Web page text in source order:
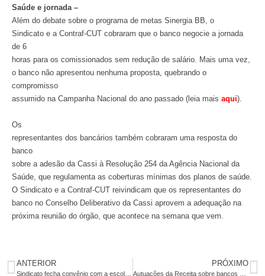
Saúde e jornada –
Além do debate sobre o programa de metas Sinergia BB, o
Sindicato e a Contraf-CUT cobraram que o banco negocie a jornada
de 6
horas para os comissionados sem redução de salário. Mais uma vez,
o banco não apresentou nenhuma proposta, quebrando o
compromisso
assumido na Campanha Nacional do ano passado (leia mais aqui).
Os
representantes dos bancários também cobraram uma resposta do
banco
sobre a adesão da Cassi à Resolução 254 da Agência Nacional da
Saúde, que regulamenta as coberturas mínimas dos planos de saúde.
O Sindicato e a Contraf-CUT reivindicam que os representantes do
banco no Conselho Deliberativo da Cassi aprovem a adequação na
próxima reunião do órgão, que acontece na semana que vem.
ANTERIOR PRÓXIMO